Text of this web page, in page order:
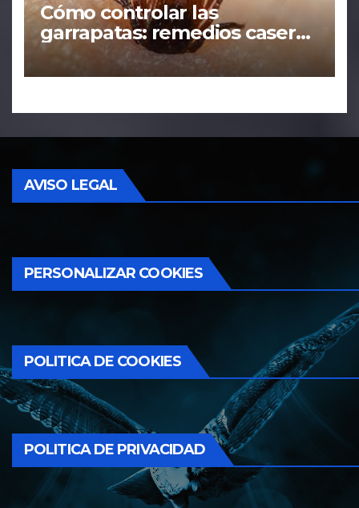
Cómo controlar las
garrapatas: remedios caseros
y tácticas efectivas
AVISO LEGAL
PERSONALIZAR COOKIES
POLITICA DE COOKIES
POLITICA DE PRIVACIDAD